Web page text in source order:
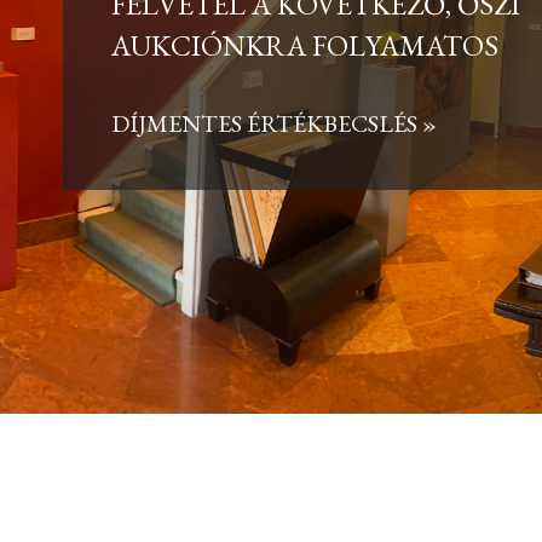
UNIVERZUMMAL | NYÁRI
LÁTOGATHATÓ AUGUSZTUS 16-IG
BŐVEBBEN »